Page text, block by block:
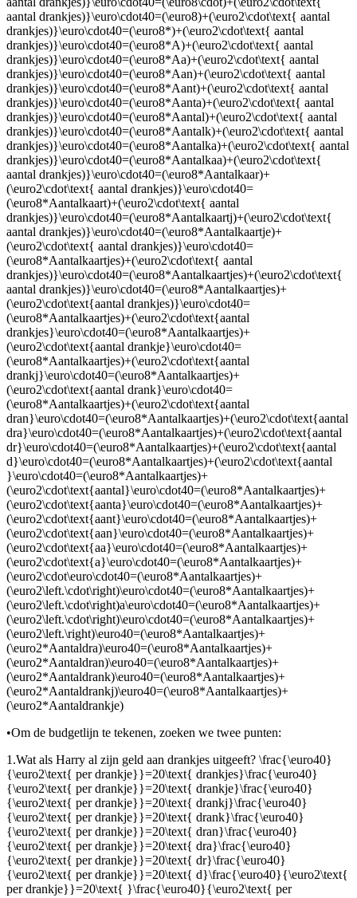
aantal drankjes)}\euro\cdot40=(\euro8)+(\euro2\cdot\text{ aantal
drankjes)}\euro\cdot40=(\euro8*)+(\euro2\cdot\text{ aantal
drankjes)}\euro\cdot40=(\euro8*A)+(\euro2\cdot\text{ aantal
drankjes)}\euro\cdot40=(\euro8*Aa)+(\euro2\cdot\text{ aantal
drankjes)}\euro\cdot40=(\euro8*Aan)+(\euro2\cdot\text{ aantal
drankjes)}\euro\cdot40=(\euro8*Aant)+(\euro2\cdot\text{ aantal
drankjes)}\euro\cdot40=(\euro8*Aanta)+(\euro2\cdot\text{ aantal
drankjes)}\euro\cdot40=(\euro8*Aantal)+(\euro2\cdot\text{ aantal
drankjes)}\euro\cdot40=(\euro8*Aantalk)+(\euro2\cdot\text{ aantal
drankjes)}\euro\cdot40=(\euro8*Aantalka)+(\euro2\cdot\text{ aantal
drankjes)}\euro\cdot40=(\euro8*Aantalkaa)+(\euro2\cdot\text{
aantal drankjes)}\euro\cdot40=(\euro8*Aantalkaar)+
(\euro2\cdot\text{ aantal drankjes)}\euro\cdot40=
(\euro8*Aantalkaart)+(\euro2\cdot\text{ aantal
drankjes)}\euro\cdot40=(\euro8*Aantalkaartj)+(\euro2\cdot\text{
aantal drankjes)}\euro\cdot40=(\euro8*Aantalkaartje)+
(\euro2\cdot\text{ aantal drankjes)}\euro\cdot40=
(\euro8*Aantalkaartjes)+(\euro2\cdot\text{ aantal
drankjes)}\euro\cdot40=(\euro8*Aantalkaartjes)+(\euro2\cdot\text{
aantal drankjes)}\euro\cdot40=(\euro8*Aantalkaartjes)+
(\euro2\cdot\text{aantal drankjes)}\euro\cdot40=
(\euro8*Aantalkaartjes)+(\euro2\cdot\text{aantal
drankjes}\euro\cdot40=(\euro8*Aantalkaartjes)+
(\euro2\cdot\text{aantal drankje}\euro\cdot40=
(\euro8*Aantalkaartjes)+(\euro2\cdot\text{aantal
drankj}\euro\cdot40=(\euro8*Aantalkaartjes)+
(\euro2\cdot\text{aantal drank}\euro\cdot40=
(\euro8*Aantalkaartjes)+(\euro2\cdot\text{aantal
dran}\euro\cdot40=(\euro8*Aantalkaartjes)+(\euro2\cdot\text{aantal
dra}\euro\cdot40=(\euro8*Aantalkaartjes)+(\euro2\cdot\text{aantal
dr}\euro\cdot40=(\euro8*Aantalkaartjes)+(\euro2\cdot\text{aantal
d}\euro\cdot40=(\euro8*Aantalkaartjes)+(\euro2\cdot\text{aantal
}\euro\cdot40=(\euro8*Aantalkaartjes)+
(\euro2\cdot\text{aantal}\euro\cdot40=(\euro8*Aantalkaartjes)+
(\euro2\cdot\text{aanta}\euro\cdot40=(\euro8*Aantalkaartjes)+
(\euro2\cdot\text{aant}\euro\cdot40=(\euro8*Aantalkaartjes)+
(\euro2\cdot\text{aan}\euro\cdot40=(\euro8*Aantalkaartjes)+
(\euro2\cdot\text{aa}\euro\cdot40=(\euro8*Aantalkaartjes)+
(\euro2\cdot\text{a}\euro\cdot40=(\euro8*Aantalkaartjes)+
(\euro2\cdot\euro\cdot40=(\euro8*Aantalkaartjes)+
(\euro2\left.\cdot\right)\euro\cdot40=(\euro8*Aantalkaartjes)+
(\euro2\left.\cdot\right)a\euro\cdot40=(\euro8*Aantalkaartjes)+
(\euro2\left.\cdot\right)\euro\cdot40=(\euro8*Aantalkaartjes)+
(\euro2\left.\right)\euro40=(\euro8*Aantalkaartjes)+
(\euro2*Aantaldra)\euro40=(\euro8*Aantalkaartjes)+
(\euro2*Aantaldran)\euro40=(\euro8*Aantalkaartjes)+
(\euro2*Aantaldrank)\euro40=(\euro8*Aantalkaartjes)+
(\euro2*Aantaldrankj)\euro40=(\euro8*Aantalkaartjes)+
(\euro2*Aantaldrankje)
•Om de budgetlijn te tekenen, zoeken we twee punten:
1.Wat als Harry al zijn geld aan drankjes uitgeeft? \frac{\euro40}
{\euro2\text{ per drankje}}=20\text{ drankjes}\frac{\euro40}
{\euro2\text{ per drankje}}=20\text{ drankje}\frac{\euro40}
{\euro2\text{ per drankje}}=20\text{ drankj}\frac{\euro40}
{\euro2\text{ per drankje}}=20\text{ drank}\frac{\euro40}
{\euro2\text{ per drankje}}=20\text{ dran}\frac{\euro40}
{\euro2\text{ per drankje}}=20\text{ dra}\frac{\euro40}
{\euro2\text{ per drankje}}=20\text{ dr}\frac{\euro40}
{\euro2\text{ per drankje}}=20\text{ d}\frac{\euro40}{\euro2\text{
per drankje}}=20\text{ }\frac{\euro40}{\euro2\text{ per